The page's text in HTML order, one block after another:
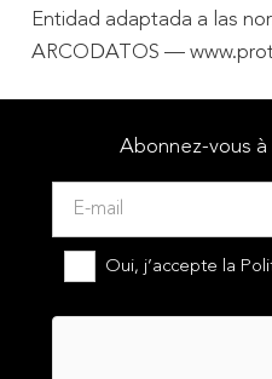
Entidad adaptada a las
ARCODATOS —
Abonnez-vous
Oui, j’accepte la